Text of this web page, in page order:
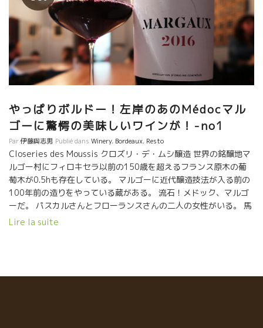
やっぱりボルドー！左岸のあのMédocマル
ゴーに驚愕の美味しいワインが！-no1
Par伊藤與志男 Publié dans Winery, Bordeaux, Resto
Closeries des Moussis クロズリ・デ・ムシ醸造 世界の銘醸地マ
ルゴー村にフィロキセラ以前の150歳を超えるフランス原木の葡
萄木が0.5hも存在している。 マルゴーに近代醸造技法が入る前の
100年前の造りをやっている蔵がある。 流石！メドック、マルゴ
ーだ。 パスカルさんとフローランスさんの二人の女性がいる。 馬
で耕し、手で収穫、自生酵母のみで、醸造中のSO2なし。まった
Lire la suite